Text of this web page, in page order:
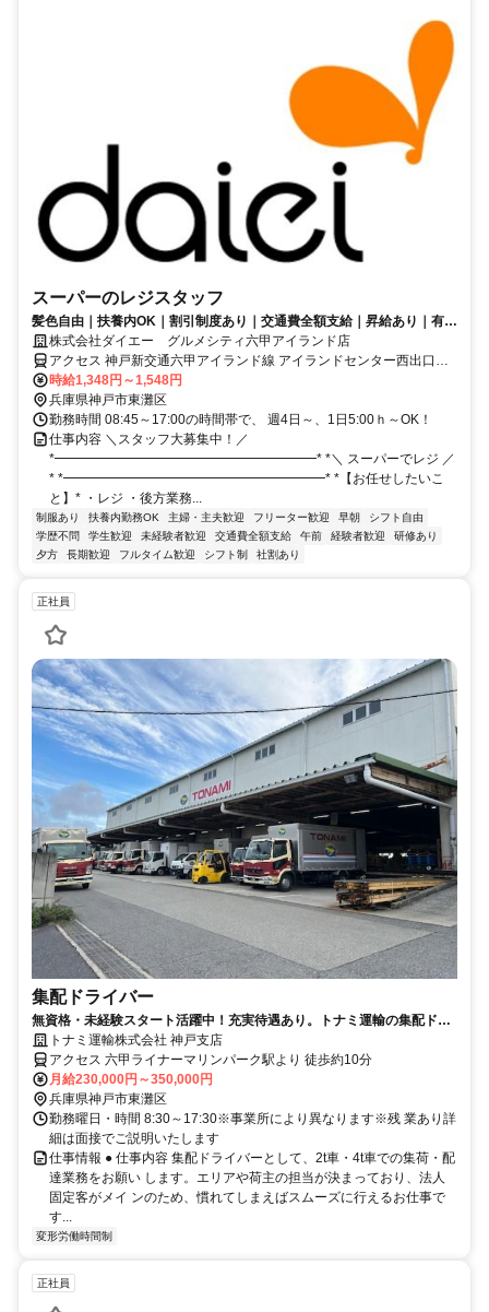
スーパーのレジスタッフ
髪色自由｜扶養内OK｜割引制度あり｜交通費全額支給｜昇給あり｜有給
あり株式会社ダイエー グルメシティ六甲アイランド店
アクセス 神戸新交通六甲アイランド線 アイランドセンター西出口徒
歩約4分、神戸新交通六甲アイランド線 アイランド北口徒歩約5分、
神戸新交通六甲アイランド線 マリンパーク徒歩約12分
時給1,348円～1,548円
兵庫県神戸市東灘区
勤務時間 08:45～17:00の時間帯で、 週4日～、1日5:00ｈ～OK！
仕事内容 ＼スタッフ大募集中！／
*━━━━━━━━━━━━━━━━━━━━* *＼ スーパーでレジ ／
* *━━━━━━━━━━━━━━━━━━━━* *【お任せしたいこ
と】* ・レジ ・後方業務...
制服あり 扶養内勤務OK 主婦・主夫歓迎 フリーター歓迎 早朝
シフト自由
学歴不問
学生歓迎 未経験者歓迎 交通費全額支給 午前 経験者歓迎
研修あり
夕方
長期歓迎 フルタイム歓迎 シフト制 社割あり
正社員
集配ドライバー
無資格・未経験スタート活躍中！充実待遇あり。トナミ運輸の集配ドラ
イバー（正社員）求人
トナミ運輸株式会社 神戸支店
アクセス 六甲ライナーマリンパーク駅より 徒歩約10分
月給230,000円～350,000円
兵庫県神戸市東灘区
勤務曜日・時間 8:30～17:30※事業所により異なります※残 業あり詳
細は面接でご説明いたします
仕事情報 ● 仕事内容 集配ドライバーとして、2t車・4t車での集荷・配
達業務をお願い します。エリアや荷主の担当が決まっており、法人
固定客がメイ ンのため、慣れてしまえばスムーズに行えるお仕事で
す...
変形労働時間制
正社員